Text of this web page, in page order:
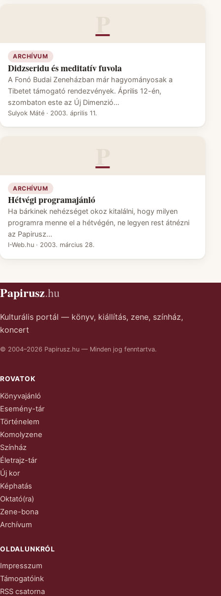
ARCHÍVUM
Didzseridu és meditatív fuvola
A Fonó Budai Zeneházban már hagyományosak a
Tibetet támogató rendezvények. Április 12-én,
szombaton este az Új Dimenzió…
Sulyok Máté · 2003. április 11.
ARCHÍVUM
Hétvégi programajánló
Ha bárkinek nehézséget okoz kitalálni, hogy milyen
programra menne el a hétvégén, ne legyen rest átnézni
az Papirusz…
I-Web.hu · 2003. március 28.
Papirusz.hu
Kulturális portál — könyv, kiállítás, zene, színház,
koncert
© 2004–2026 Papirusz.hu — Minden jog fenntartva.
ROVATOK
Könyvajánló
Esemény-tár
Történelem
Komolyzene
Színház
Életrajz-tár
Új kor
Képhatás
Oktató(ra)
Zene-bona
Archívum
OLDALUNKRÓL
Impresszum
Támogatóink
RSS csatorna